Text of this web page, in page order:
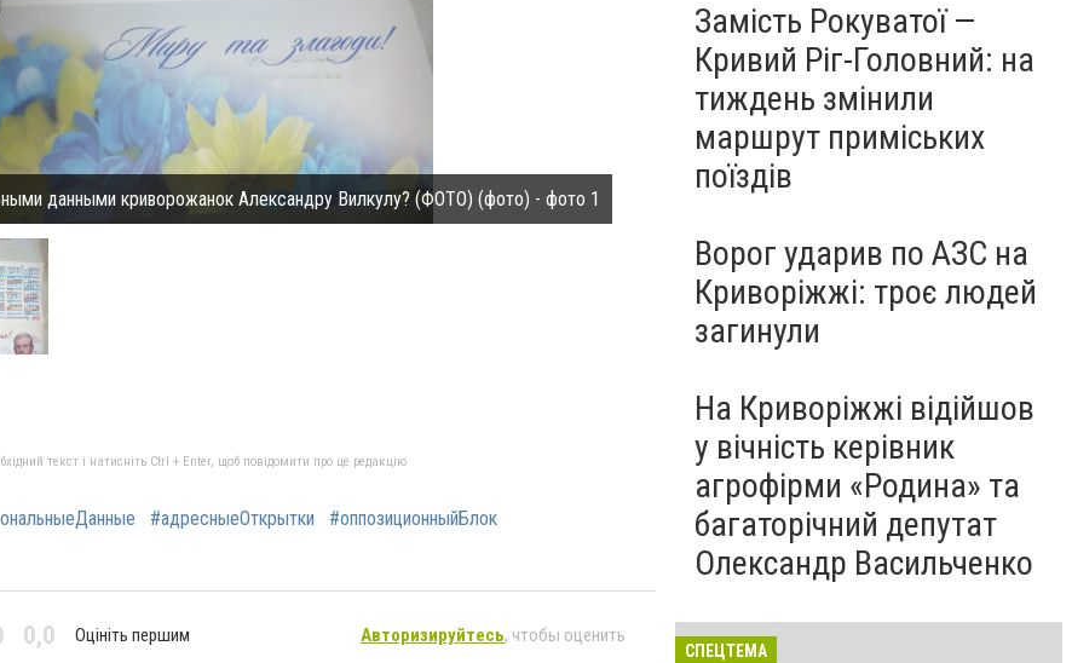
данными криворожанок Александру Вилкулу? (ФОТО) (фото) - фото 1 Кто «слил» базу с персональными данными
текст і натисніть Ctrl + Enter, щоб повідомити про це редакцію
#адресныеОткрытки
#оппозиционныйБлок
0,0 Оцініть першим Авторизируйтесь, чтобы оценить
Замість Рокуватої —
Кривий Ріг-Головний: на
тиждень змінили
маршрут приміських
поїздів
Ворог ударив по АЗС на
Криворіжжі: троє людей
загинули
На Криворіжжі відійшов
у вічність керівник
агрофірми «Родина» та
багаторічний депутат
Олександр Васильченко
СПЕЦТЕМА